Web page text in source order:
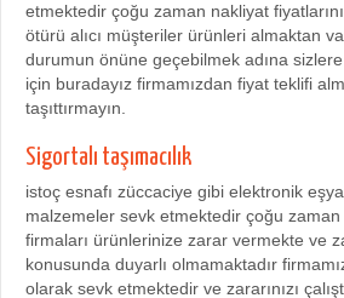
etmektedir çoğu zaman nakliyat
ötürü alıcı müşteriler ürünleri almaktan
durumun önüne geçebilmek adına
için buradayız firmamızdan fiyat teklifi
taşıttırmayın.
Sigortalı taşımacılık
istoç esnafı züccaciye gibi elektronik
malzemeler sevk etmektedir çoğu
firmaları ürünlerinize zarar vermekte ve
konusunda duyarlı olmamaktadır
olarak sevk etmektedir ve zararınızı